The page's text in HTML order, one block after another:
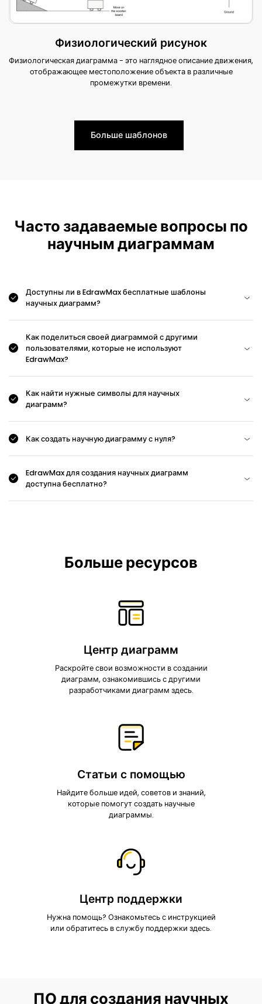
Физиологический рисунок
Физиологическая диаграмма - это наглядное описание движения,
отображающее местоположение объекта в различные
промежутки времени.
Больше шаблонов
Часто задаваемые вопросы по
научным диаграммам
Доступны ли в EdrawMax бесплатные шаблоны
научных диаграмм?
Как поделиться своей диаграммой с другими
пользователями, которые не используют
EdrawMax?
Как найти нужные символы для научных
диаграмм?
Как создать научную диаграмму с нуля?
EdrawMax для создания научных диаграмм
доступна бесплатно?
Больше ресурсов
Центр диаграмм
Раскройте свои возможности в создании
диаграмм, ознакомившись с другими
разработчиками диаграмм здесь.
Статьи с помощью
Найдите больше идей, советов и знаний,
которые помогут создать научные
диаграммы.
Центр поддержки
Нужна помощь? Ознакомьтесь с инструкцией
или обратитесь в службу поддержки здесь.
ПО для создания научных